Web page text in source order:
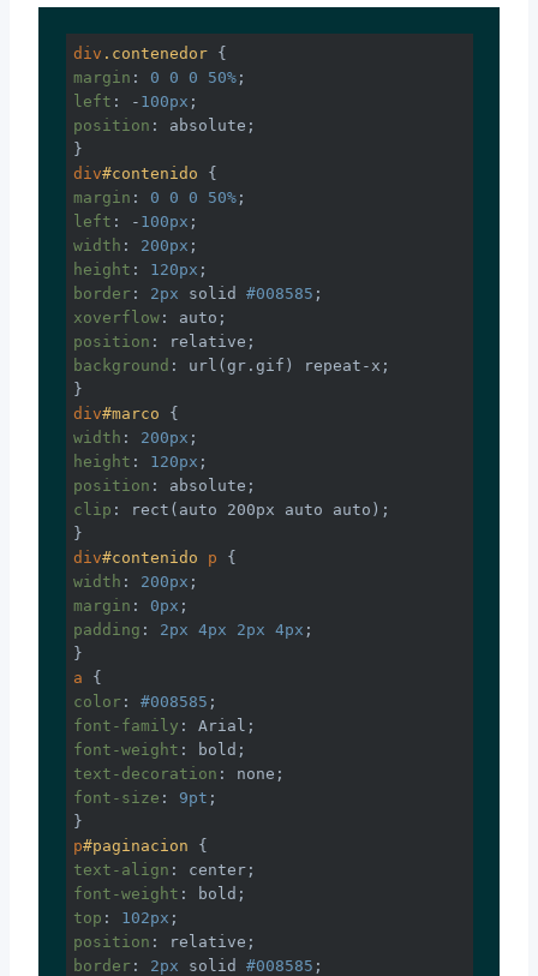
div .contenedor
margin : 0 0 0 50%
left : - 100px
position : absolute;
div#contenido
margin : 0 0 0 50%
left : - 100px
width : 200px
height : 120px
border: 2px solid #008585
xoverflow
position
background : url (gr.gif) repeat-x;
div#marco
width : 200px
height : 120px
position
clip : rect (auto 200px auto auto);
div#contenido p
width : 200px
margin : 0px
padding : 2px 4px 2px 4px ;
a
color: #008585
font-family
font-weight
text-decoration
font-size : 9pt ;
p#paginacion
text-align
font-weight
top : 102px
position
border: 2px solid #008585